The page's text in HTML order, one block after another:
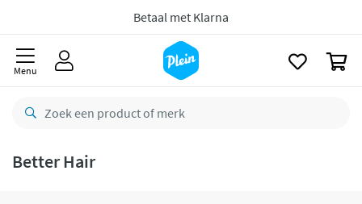
Betaal met Klarna
Menu
Better Hair